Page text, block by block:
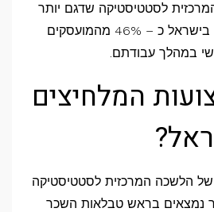
המלחיצים
ביותר
לסטטיסטיקה שדגם יותר
מ – 3.5 מיליון עובדים בישראל כ – 46% מהמועסקים
במהלך עבודתם.
המלחיצים
הלשכה המרכזית לסטטיסטיקה
נמצאים בראש טבלאות השכר